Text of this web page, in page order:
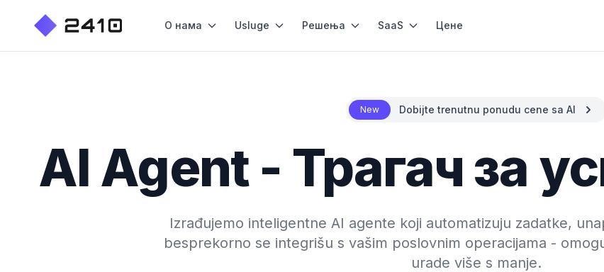
О нама Usluge Решења SaaS Цене
New Dobijte trenutnu ponudu cene sa AI
AI Agent - Трагач за
Izrađujemo inteligentne AI agente koji automatizuju zadatke,
besprekorno se integrišu s vašim poslovnim operacijama -
urade više s manje.